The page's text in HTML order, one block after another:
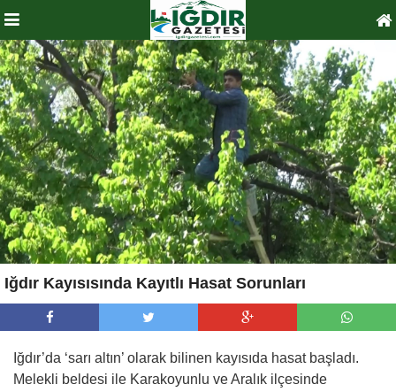
Iğdır Kayısısında Kayıtlı Hasat Sorunları
Iğdır’da ‘sarı altın’ olarak bilinen kayısıda hasat başladı.
Melekli beldesi ile Karakoyunlu ve Aralık ilçesinde